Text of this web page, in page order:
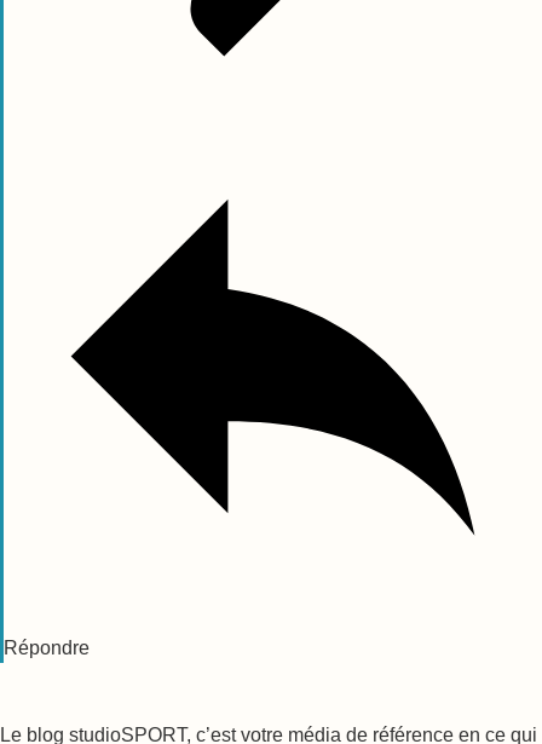
Répondre
Le blog studioSPORT, c’est votre média de référence en ce qui